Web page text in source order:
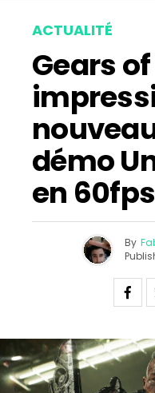
ACTUALITÉ
Gears
démo
en 60fps
By